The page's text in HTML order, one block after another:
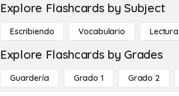
Explore Flashcards by Subject
Escribiendo Vocabulario Lectura
Explore Flashcards by Grades
Guardería Grado 1 Grado 2